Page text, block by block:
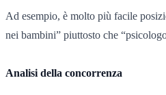
Ad esempio, è molto più facile
nei bambini” piuttosto che
Analisi della concorrenza